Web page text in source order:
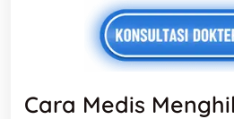
Cara Medis